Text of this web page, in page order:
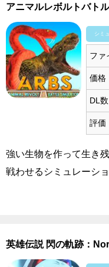
アニマルレボルトバト
シミ
ファ
価格
DL数
評価
強い生物を作って生き
戦わせるシミュレーシ
英雄伝説 閃の軌跡：